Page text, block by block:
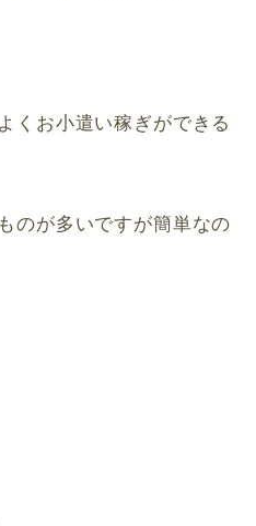
くお小遣い稼ぎができる
のが多いですが簡単なの